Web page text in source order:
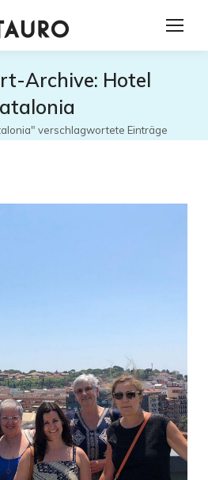
Archive: Hotel
verschlagwortete Einträge